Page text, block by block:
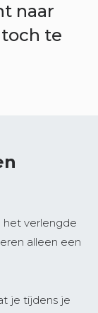
naar
te
het verlengde
alleen een
je tijdens je